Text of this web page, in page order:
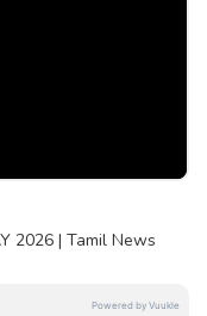
2026 | Tamil News